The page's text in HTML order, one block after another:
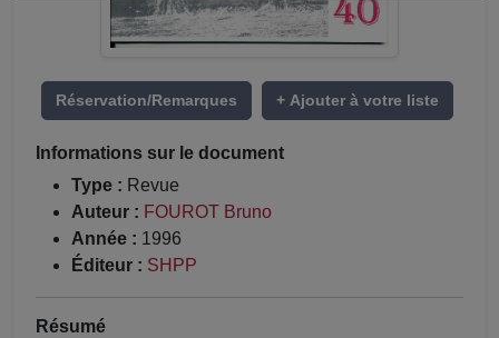
Réservation/Remarques + Ajouter à votre liste
Informations sur le document
Type : Revue
Auteur : FOUROT Bruno
Année : 1996
Éditeur : SHPP
Résumé